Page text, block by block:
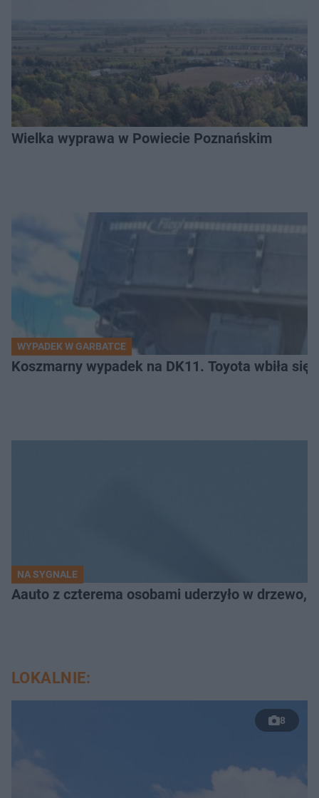
Wielka wyprawa w Powiecie Poznańskim
WYPADEK W GARBATCE
Koszmarny wypadek na DK11. Toyota wbiła się
NA SYGNALE
Aauto z czterema osobami uderzyło w drzewo,
LOKALNIE:
8